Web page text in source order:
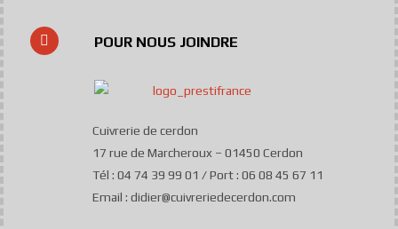
POUR NOUS JOINDRE
Cuivrerie de cerdon
17 rue de Marcheroux – 01450 Cerdon
Tél : 04 74 39 99 01 / Port : 06 08 45 67 11
Email : didier@cuivreriedecerdon.com